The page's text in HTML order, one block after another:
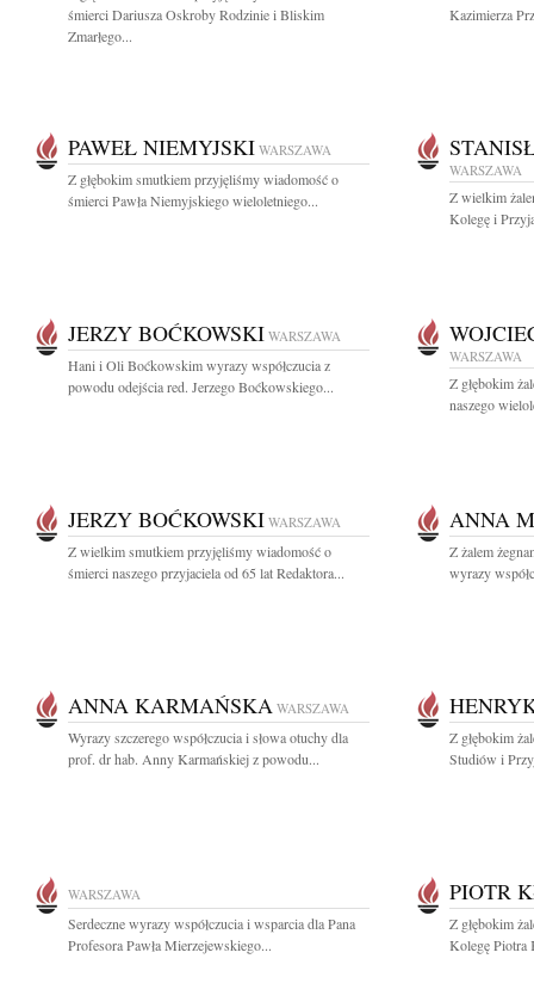
śmierci Dariusza Oskroby Rodzinie i Bliskim
Zmarłego...
Kazimierza
PAWEŁ NIEMYJSKI WARSZAWA
Z głębokim smutkiem przyjęliśmy wiadomość o
śmierci Pawła Niemyjskiego wieloletniego...
WARSZAWA
Z wielkim
Kolegę i
JERZY BOĆKOWSKI WARSZAWA
Hani i Oli Boćkowskim wyrazy współczucia z
powodu odejścia red. Jerzego Boćkowskiego...
WARSZAWA
Z głębokim
naszego
JERZY BOĆKOWSKI WARSZAWA
Z wielkim smutkiem przyjęliśmy wiadomość o
śmierci naszego przyjaciela od 65 lat Redaktora...
ANNA
Z żalem
wyrazy
ANNA KARMAŃSKA WARSZAWA
Wyrazy szczerego współczucia i słowa otuchy dla
prof. dr hab. Anny Karmańskiej z powodu...
Z głębokim
Studiów i
WARSZAWA
Serdeczne wyrazy współczucia i wsparcia dla Pana
Profesora Pawła Mierzejewskiego...
PIOTR
Z głębokim
Kolegę Piotra